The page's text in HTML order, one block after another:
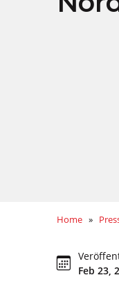
Home »
Feb 23,